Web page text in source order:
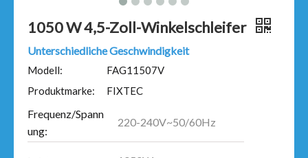
1050 W 4,5-Zoll-Winkelschleifer
Unterschiedliche Geschwindigkeit
Modell:
FAG11507V
Produktmarke:
FIXTEC
Frequenz/Spann
ung:
220-240V~50/60Hz